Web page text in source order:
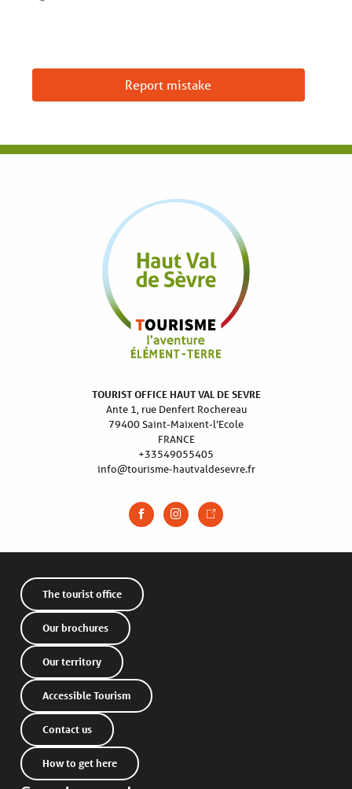
Report mistake
TOURIST OFFICE HAUT VAL DE SEVRE
Ante 1, rue Denfert Rochereau
79400 Saint-Maixent-l’Ecole
FRANCE
+33549055405
info@tourisme-hautvaldesevre.fr
The tourist office
Our brochures
Our territory
Accessible Tourism
Contact us
How to get here